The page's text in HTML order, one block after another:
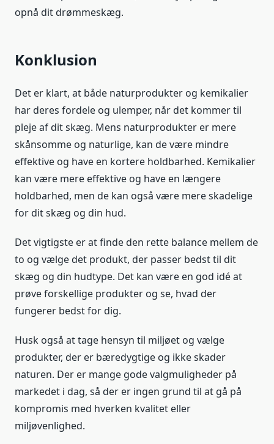
opnå dit drømmeskæg.
Konklusion
Det er klart, at både naturprodukter og kemikalier
har deres fordele og ulemper, når det kommer til
pleje af dit skæg. Mens naturprodukter er mere
skånsomme og naturlige, kan de være mindre
effektive og have en kortere holdbarhed. Kemikalier
kan være mere effektive og have en længere
holdbarhed, men de kan også være mere skadelige
for dit skæg og din hud.
Det vigtigste er at finde den rette balance mellem de
to og vælge det produkt, der passer bedst til dit
skæg og din hudtype. Det kan være en god idé at
prøve forskellige produkter og se, hvad der
fungerer bedst for dig.
Husk også at tage hensyn til miljøet og vælge
produkter, der er bæredygtige og ikke skader
naturen. Der er mange gode valgmuligheder på
markedet i dag, så der er ingen grund til at gå på
kompromis med hverken kvalitet eller
miljøvenlighed.